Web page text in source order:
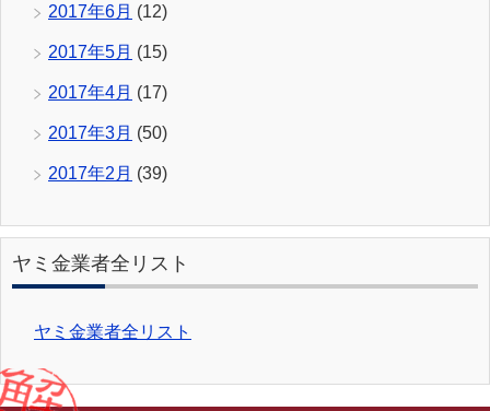
2017年6月 (12)
2017年5月 (15)
2017年4月 (17)
2017年3月 (50)
2017年2月 (39)
ヤミ金業者全リスト
ヤミ金業者全リスト